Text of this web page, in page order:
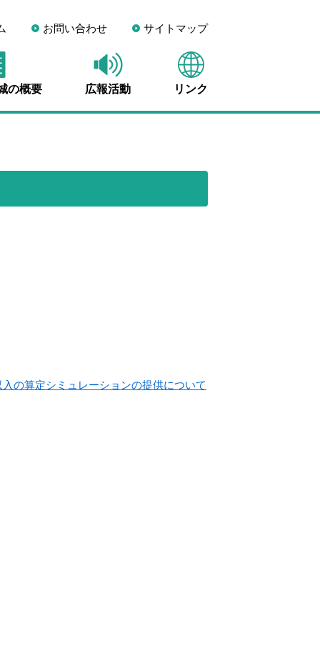
お問い合わせ サイトマップ
の概要 広報活動 リンク
の算定シミュレーションの提供について